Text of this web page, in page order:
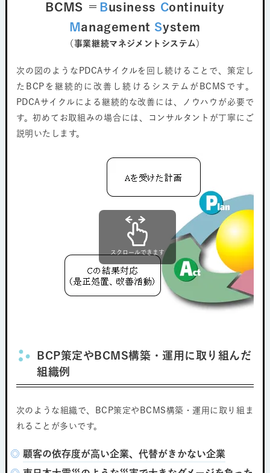
BCMS ＝ Business Continuity
M anagement System
（事業継続マネジメントシステム）
次の図のようなPDCAサイクルを回し続けることで、策定し
たBCPを継続的に改善し続けるシステムがBCMSです。
PDCAサイクルによる継続的な改善には、ノウハウが必要で
す。初めてお取組みの場合には、コンサルタントが丁寧にご
説明いたします。
スクロールできます
BCP策定やBCMS構築・運用に取り組んだ
組織例
次のような組織で、BCP策定やBCMS構築・運用に取り組ま
れることが多いです。
◎ 顧客の依存度が高い企業、代替がきかない企業